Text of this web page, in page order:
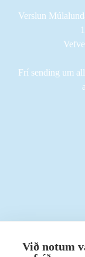
Verslun
Frí sending um
Við notum